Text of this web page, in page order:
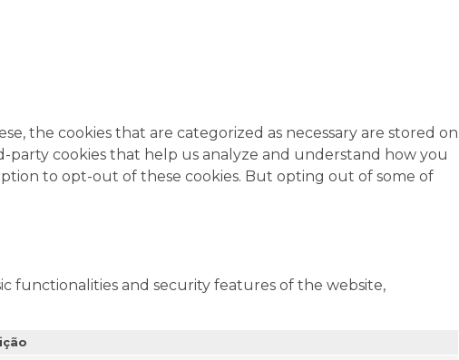
the cookies that are categorized as necessary are stored on
party cookies that help us analyze and understand how you
to opt-out of these cookies. But opting out of some of
functionalities and security features of the website,